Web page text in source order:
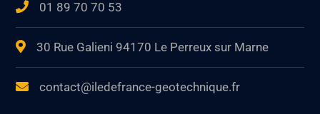
01 89 70 70 53
30 Rue Galieni 94170 Le Perreux sur Marne
contact@iledefrance-geotechnique.fr